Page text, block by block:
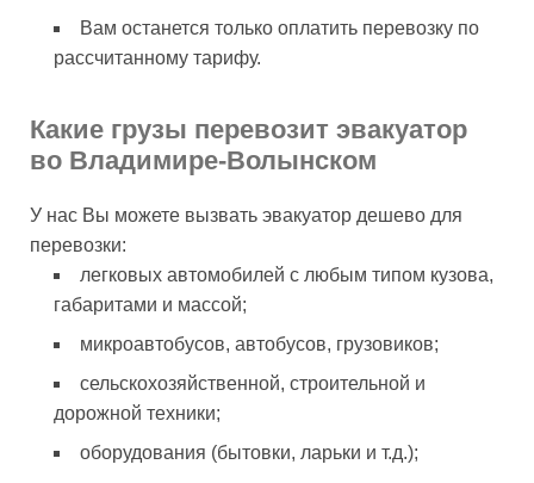
Вам останется только оплатить перевозку по
рассчитанному тарифу.
Какие грузы перевозит эвакуатор
во Владимире-Волынском
У нас Вы можете вызвать эвакуатор дешево для
перевозки:
легковых автомобилей с любым типом кузова,
габаритами и массой;
микроавтобусов, автобусов, грузовиков;
сельскохозяйственной, строительной и
дорожной техники;
оборудования (бытовки, ларьки и т.д.);